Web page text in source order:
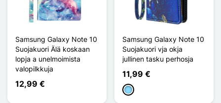
Samsung Galaxy Note 10
Suojakuori Älä koskaan
lopja a unelmoimista
valopilkkuja
12,99 €
Samsung Galaxy Note 10
Suojakuori vja okja
jullinen tasku perhosja
11,99 €
Bleu Clair